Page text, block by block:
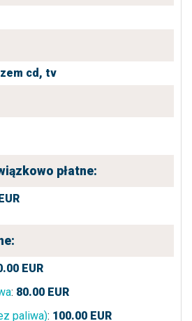
cd, tv
płatne:
EUR
: 80.00 EUR
paliwa): 100.00 EUR